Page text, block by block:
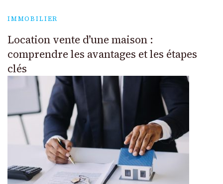
IMMOBILIER
Location vente d’une maison :
comprendre les avantages et les étapes
clés